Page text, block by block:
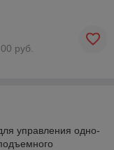
руб.
управления одно-